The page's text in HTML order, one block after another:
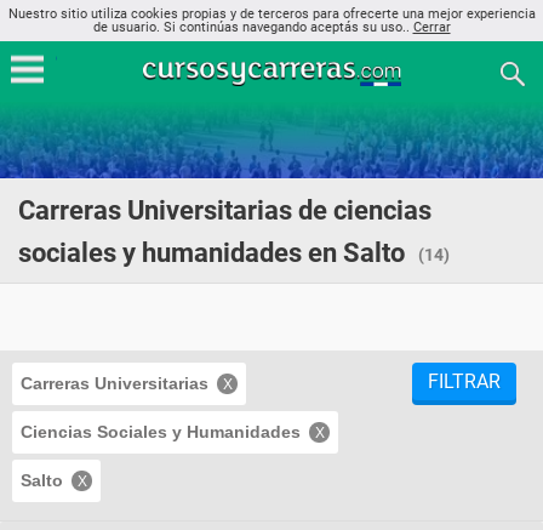
Nuestro sitio utiliza cookies propias y de terceros para ofrecerte una mejor experiencia
de usuario. Si continúas navegando aceptás su uso.. Cerrar
Carreras Universitarias de ciencias
sociales y humanidades en Salto
(14)
Carreras Universitarias
Ciencias Sociales y Humanidades
Salto
FILTRAR